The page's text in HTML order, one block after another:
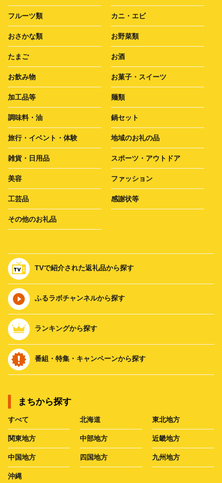
フルーツ類 カニ・エビ
おさかな類 お野菜類
たまご お酒
お飲み物 お菓子・スイーツ
加工品等 麺類
調味料・油 鍋セット
旅行・イベント・体験 地域のお礼の品
雑貨・日用品 スポーツ・アウトドア
美容 ファッション
工芸品 感謝状等
その他のお礼品
TVで紹介された返礼品から探す
ふるラボチャンネルから探す
ランキングから探す
番組・特集・キャンペーンから探す
まちから探す
すべて 北海道 東北地方
関東地方 中部地方 近畿地方
中国地方 四国地方 九州地方
沖縄